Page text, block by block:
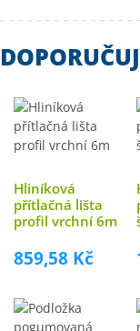
Hliníková
přítlačná lišta
profil vrchní 6m
859,58 Kč